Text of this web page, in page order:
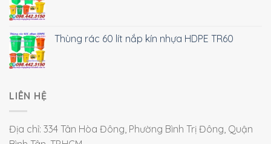
Thùng rác 60 lít nắp kín nhựa HDPE TR60
LIÊN HỆ
Địa chỉ: 334 Tân Hòa Đông, Phường Bình Trị Đông, Quận